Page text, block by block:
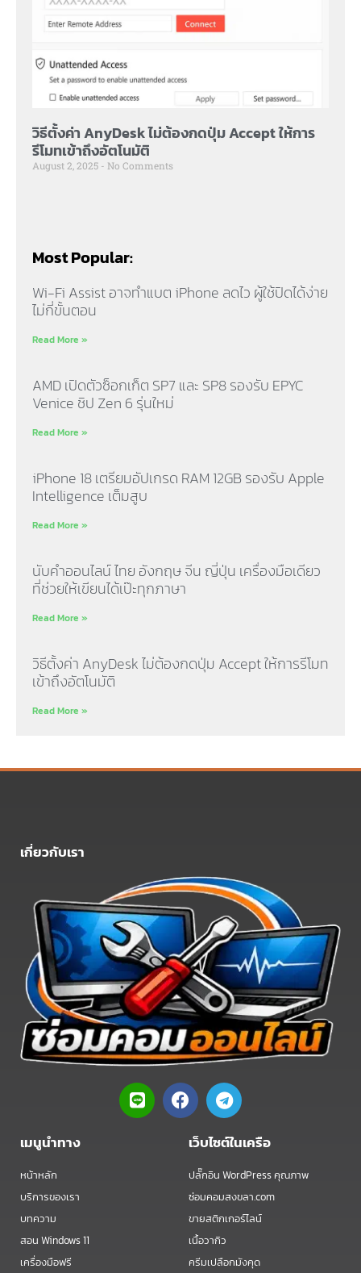
วิธีตั้งค่า AnyDesk ไม่ต้องกดปุ่ม Accept ให้การ
รีโมทเข้าถึงอัตโนมัติ
August 2, 2025 No Comments
Most Popular:
Wi-Fi Assist อาจทำแบต iPhone ลดไว ผู้ใช้ปิดได้ง่าย
ไม่กี่ขั้นตอน
Read More »
AMD เปิดตัวซ็อกเก็ต SP7 และ SP8 รองรับ EPYC
Venice ชิป Zen 6 รุ่นใหม่
Read More »
iPhone 18 เตรียมอัปเกรด RAM 12GB รองรับ Apple
Intelligence เต็มสูบ
Read More »
นับคำออนไลน์ ไทย อังกฤษ จีน ญี่ปุ่น เครื่องมือเดียว
ที่ช่วยให้เขียนได้เป๊ะทุกภาษา
Read More »
วิธีตั้งค่า AnyDesk ไม่ต้องกดปุ่ม Accept ให้การรีโมท
เข้าถึงอัตโนมัติ
Read More »
เกี่ยวกับเรา
L
i
n
F
a
c
o
o
k
T
e
l
e
r
a
m
เมนูนำทาง
หน้าหลัก
บริการของเรา
บทความ
สอน Windows 11
เครื่องมือฟรี
เว็บไซต์ในเครือ
ปลั๊กอิน WordPress คุณภาพ
ซ่อมคอมสงขลา.com
ขายสติกเกอร์ไลน์
เนื้อวากิว
ครีมเปลือกมังคุด